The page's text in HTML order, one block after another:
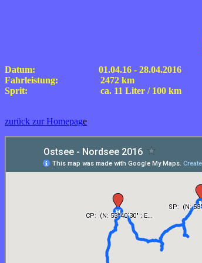
Datum: 01.04.16 - 28.04.2016
Fahrleistung: 2472 km
Sprit: ca. 11 Liter / 100 km
zurück zur Homepage